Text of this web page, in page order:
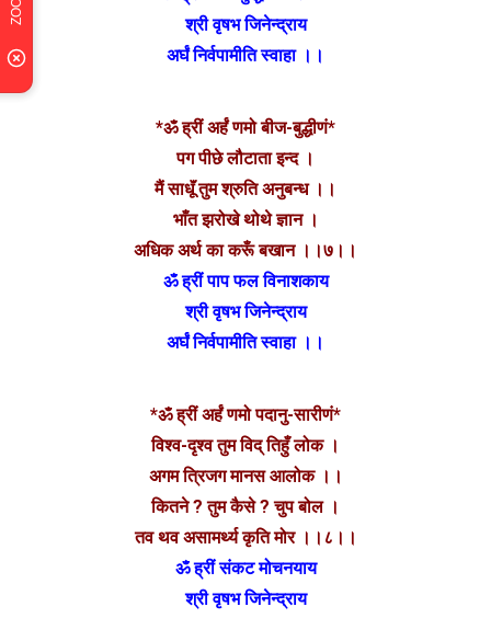
श्री वृषभ जिनेन्द्राय
अर्घं निर्वपामीति स्वाहा ।।
*ॐ ह्रीं अर्हं णमो बीज-बुद्धीणं*
पग पीछे लौटाता इन्द ।
मैं साधूॅं तुम श्रुति अनुबन्ध ।।
भाँत झरोखे थोथे ज्ञान ।
अधिक अर्थ का करूँ बखान ।।७।।
ॐ ह्रीं पाप फल विनाशकाय
श्री वृषभ जिनेन्द्राय
अर्घं निर्वपामीति स्वाहा ।।
*ॐ ह्रीं अर्हं णमो पदानु-सारीणं*
विश्व-दृश्व तुम विद् तिहुँ लोक ।
अगम त्रिजग मानस आलोक ।।
कितने ? तुम कैसे ? चुप बोल ।
तव थव असामर्थ्य कृति मोर ।।८।।
ॐ ह्रीं संकट मोचनयाय
श्री वृषभ जिनेन्द्राय